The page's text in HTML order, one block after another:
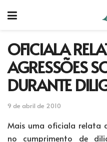
OFICIALA
AGRESSÕES
DURANTE
9 de abril de 2010
Mais uma oficiala relata
no cumprimento de